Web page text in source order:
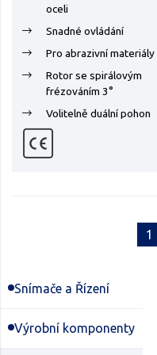
oceli
Snadné ovládání
Pro abrazivní materiály
Rotor se spirálovým
frézováním 3°
Volitelně duální pohon
1
Snímače a Řízení
Výrobní komponenty